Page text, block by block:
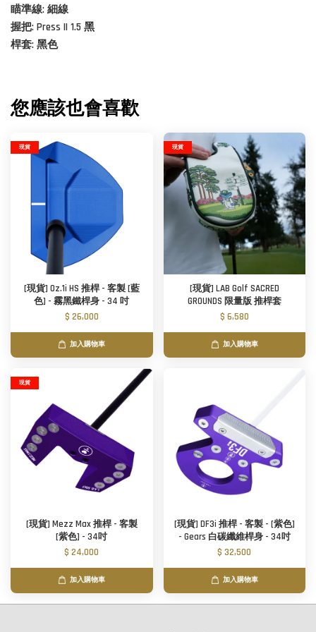
瞄準線: 細線
握把: Press II 1.5 黑
桿套: 黑色
您應該也會喜歡
現貨
[現貨] Oz.1i HS 推桿 - 客製 [藍
色] - 霧黑鐵桿身 - 34 吋
$ 26,000
加入購物車
現貨
[現貨] LAB Golf SACRED
GROUNDS 限量版 推桿套
$ 6,580
加入購物車
現貨
[現貨] Mezz Max 推桿 - 客製
[紫色] - 34吋
$ 24,000
加入購物車
[現貨] DF3i 推桿 - 客製 - [紫色]
- Gears 白碳纖維桿身 - 34吋
$ 32,500
加入購物車